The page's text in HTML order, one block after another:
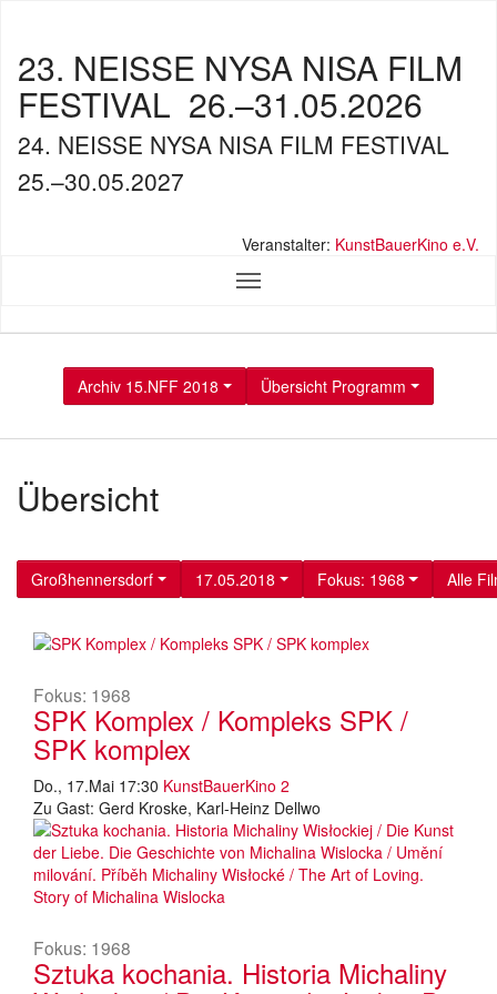
23. NEISSE NYSA NISA FILM
FESTIVAL 26.–31.05.2026
24. NEISSE NYSA NISA FILM FESTIVAL
25.–30.05.2027
Veranstalter: KunstBauerKino e.V.
Archiv 15.NFF 2018 Übersicht Programm
Übersicht
Großhennersdorf 17.05.2018 Fokus: 1968 Alle
Fokus: 1968
SPK Komplex / Kompleks SPK /
SPK komplex
Do., 17.Mai 17:30 KunstBauerKino 2
Zu Gast: Gerd Kroske, Karl-Heinz Dellwo
Fokus: 1968
Sztuka kochania. Historia Michaliny